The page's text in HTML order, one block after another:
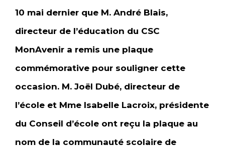
10 mai dernier que M. André Blais,
directeur de l’éducation du CSC
MonAvenir a remis une plaque
commémorative pour souligner cette
occasion. M. Joël Dubé, directeur de
l’école et Mme Isabelle Lacroix, présidente
du Conseil d’école ont reçu la plaque au
nom de la communauté scolaire de